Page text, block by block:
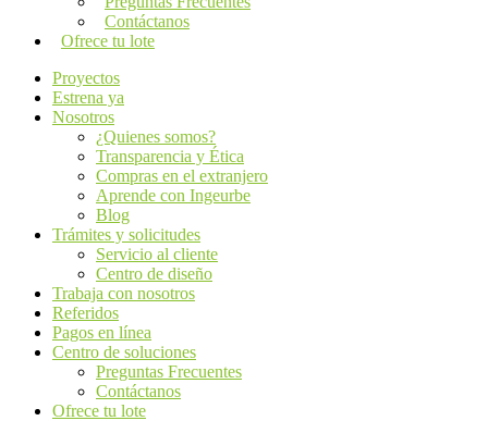
Contáctanos
Ofrece tu lote
Proyectos
Estrena ya
Nosotros
¿Quienes somos?
Transparencia y Ética
Compras en el extranjero
Aprende con Ingeurbe
Blog
Trámites y solicitudes
Servicio al cliente
Centro de diseño
Trabaja con nosotros
Referidos
Pagos en línea
Centro de soluciones
Preguntas Frecuentes
Contáctanos
Ofrece tu lote